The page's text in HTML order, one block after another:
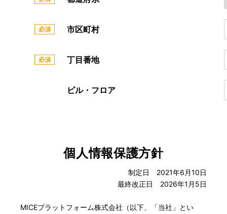
市区町村
丁目番地
ビル・フロア
個人情報保護方針
制定日 2021年6月10日
最終改正日 2026年1月5日
MICEプラットフォーム株式会社（以下、「当社」とい